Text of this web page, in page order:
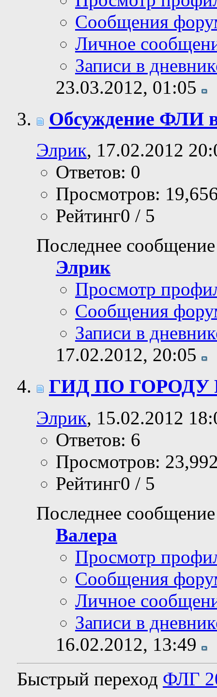
Сообщения
Личное
Записи в
23.03.2012, 01:05
Обсуждение ФЛИ
Элрик, 17.02.2012
Ответов: 0
Просмотров:
Рейтинг0 / 5
Последнее
Элрик
Просмотр
Сообщения
Записи в
17.02.2012, 20:05
ГИД ПО ГОРОДУ
Элрик, 15.02.2012
Ответов: 6
Просмотров:
Рейтинг0 / 5
Последнее
Валера
Просмотр
Сообщения
Личное
Записи в
16.02.2012, 13:49
Быстрый переход ФЛГ